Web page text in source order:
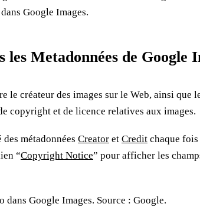
Google Images.
les Metadonnées de Google
créateur des images sur le Web, ainsi que
copyright et de licence relatives aux images.
métadonnées Creator et Credit chaque
“Copyright Notice” pour afficher les
dans Google Images. Source : Google.